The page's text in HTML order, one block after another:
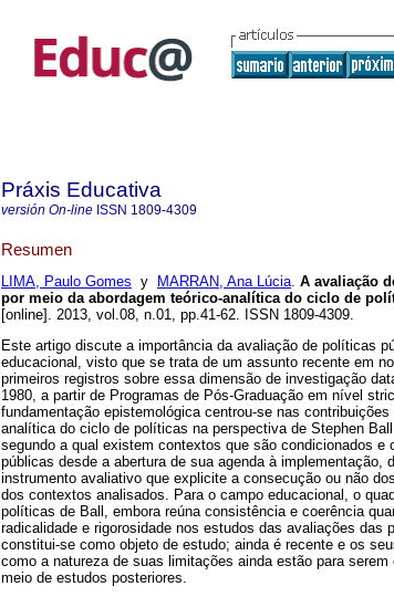
Práxis Educativa
versión On-line ISSN 1809-4309
Resumen
LIMA, Paulo Gomes y MARRAN, Ana Lúcia. A avaliação
por meio da abordagem teórico-analítica do ciclo de
[online]. 2013, vol.08, n.01, pp.41-62. ISSN 1809-4309.
Este artigo discute a importância da avaliação de políticas
educacional, visto que se trata de um assunto recente em
primeiros registros sobre essa dimensão de investigação
1980, a partir de Programas de Pós-Graduação em nível
fundamentação epistemológica centrou-se nas contribuições
analítica do ciclo de políticas na perspectiva de Stephen
segundo a qual existem contextos que são condicionados e
públicas desde a abertura de sua agenda à implementação,
instrumento avaliativo que explicite a consecução ou não
dos contextos analisados. Para o campo educacional, o
políticas de Ball, embora reúna consistência e coerência
radicalidade e rigorosidade nos estudos das avaliações das
constitui-se como objeto de estudo; ainda é recente e os
como a natureza de suas limitações ainda estão para
meio de estudos posteriores.